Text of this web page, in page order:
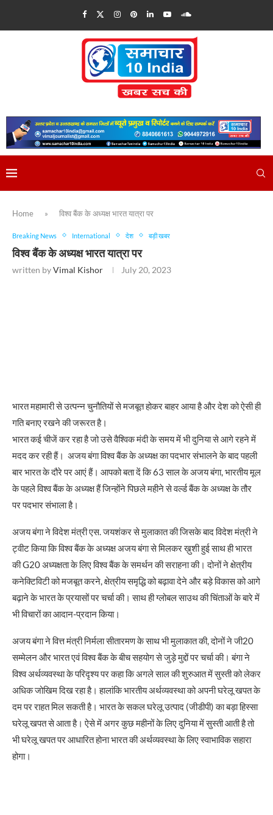
Home » विश्व बैंक के अध्यक्ष भारत यात्रा पर
Breaking News International देश बड़ी खबर
विश्व बैंक के अध्यक्ष भारत यात्रा पर
written byVimal Kishor July 20, 2023
भारत महामारी से उत्पन्न चुनौतियों से मजबूत होकर बाहर आया है और देश को ऐसी ही
गति बनाए रखने की जरूरत है।
भारत कई चीजें कर रहा है जो उसे वैश्विक मंदी के समय में भी दुनिया से आगे रहने में
मदद कर रही हैं। अजय बंगा विश्व बैंक के अध्यक्ष का पदभार संभालने के बाद पहली
बार भारत के दौरे पर आएं हैं। आपको बता दें कि 63 साल के अजय बंगा, भारतीय मूल
के पहले विश्व बैंक के अध्यक्ष हैं जिन्होंने पिछले महीने से वर्ल्ड बैंक के अध्यक्ष के तौर
पर पदभार संभाला है।
अजय बंगा ने विदेश मंत्री एस. जयशंकर से मुलाकात की जिसके बाद विदेश मंत्री ने
ट्वीट किया कि विश्व बैंक के अध्यक्ष अजय बंगा से मिलकर ख़ुशी हुई साथ ही भारत
की G20 अध्यक्षता के लिए विश्व बैंक के समर्थन की सराहना की। दोनों ने क्षेत्रीय
कनेक्टिविटी को मजबूत करने, क्षेत्रीय समृद्धि को बढ़ावा देने और बड़े विकास को आगे
बढ़ाने के भारत के प्रयासों पर चर्चा की। साथ ही ग्लोबल साउथ की चिंताओं के बारे में
भी विचारों का आदान-प्रदान किया।
अजय बंगा ने वित्त मंत्री निर्मला सीतारमण के साथ भी मुलाकात की, दोनों ने जी20
सम्मेलन और भारत एवं विश्व बैंक के बीच सहयोग से जुड़े मुद्दों पर चर्चा की। बंगा ने
विश्व अर्थव्यवस्था के परिदृश्य पर कहा कि अगले साल की शुरुआत में सुस्ती को लेकर
अधिक जोखिम दिख रहा है। हालांकि भारतीय अर्थव्यवस्था को अपनी घरेलू खपत के
दम पर राहत मिल सकती है। भारत के सकल घरेलू उत्पाद (जीडीपी) का बड़ा हिस्सा
घरेलू खपत से आता है। ऐसे में अगर कुछ महीनों के लिए दुनिया में सुस्ती आती है तो
भी घरेलू खपत पर आधारित होना भारत की अर्थव्यवस्था के लिए स्वाभाविक सहारा
होगा।